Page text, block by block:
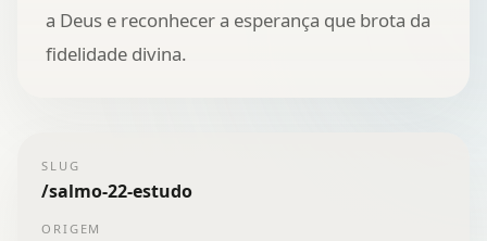
a Deus e reconhecer a esperança que brota da
fidelidade divina.
SLUG
/salmo-22-estudo
ORIGEM